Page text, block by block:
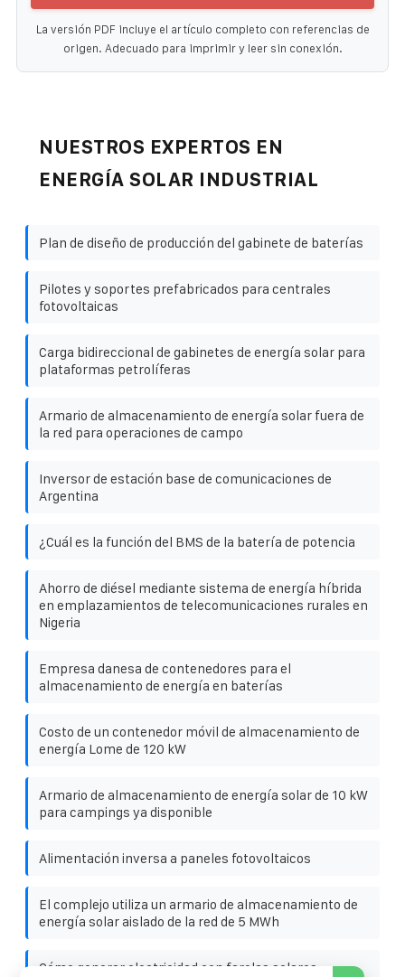
La versión PDF incluye el artículo completo con referencias de
origen. Adecuado para imprimir y leer sin conexión.
NUESTROS EXPERTOS EN
ENERGÍA SOLAR INDUSTRIAL
Plan de diseño de producción del gabinete de baterías
Pilotes y soportes prefabricados para centrales
fotovoltaicas
Carga bidireccional de gabinetes de energía solar para
plataformas petrolíferas
Armario de almacenamiento de energía solar fuera de
la red para operaciones de campo
Inversor de estación base de comunicaciones de
Argentina
¿Cuál es la función del BMS de la batería de potencia
Ahorro de diésel mediante sistema de energía híbrida
en emplazamientos de telecomunicaciones rurales en
Nigeria
Empresa danesa de contenedores para el
almacenamiento de energía en baterías
Costo de un contenedor móvil de almacenamiento de
energía Lome de 120 kW
Armario de almacenamiento de energía solar de 10 kW
para campings ya disponible
Alimentación inversa a paneles fotovoltaicos
El complejo utiliza un armario de almacenamiento de
energía solar aislado de la red de 5 MWh
Cómo generar electricidad con farolas solares